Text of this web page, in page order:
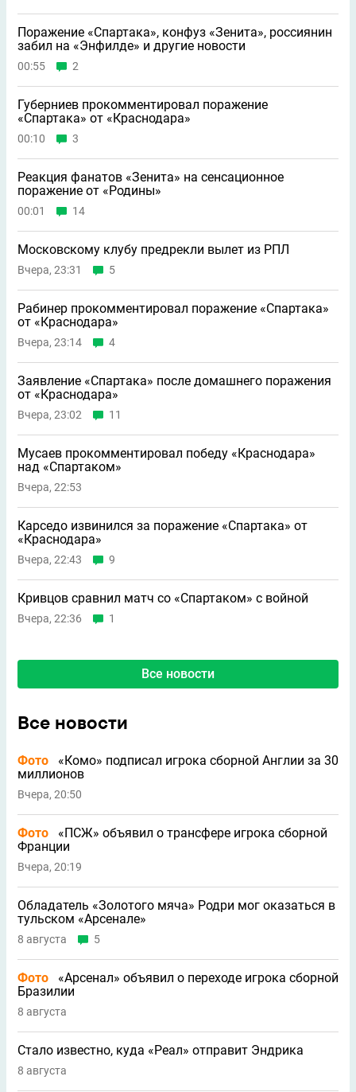
Поражение «Спартака», конфуз «Зенита», россиянин
забил на «Энфилде» и другие новости
00:55 2
Губерниев прокомментировал поражение
«Спартака» от «Краснодара»
00:10 3
Реакция фанатов «Зенита» на сенсационное
поражение от «Родины»
00:01 14
Московскому клубу предрекли вылет из РПЛ
Вчера, 23:31 5
Рабинер прокомментировал поражение «Спартака»
от «Краснодара»
Вчера, 23:14 4
Заявление «Спартака» после домашнего поражения
от «Краснодара»
Вчера, 23:02 11
Мусаев прокомментировал победу «Краснодара»
над «Спартаком»
Вчера, 22:53
Карседо извинился за поражение «Спартака» от
«Краснодара»
Вчера, 22:43 9
Кривцов сравнил матч со «Спартаком» с войной
Вчера, 22:36 1
Все новости
Все новости
Фото
«Комо» подписал игрока сборной Англии за 30
миллионов
Вчера, 20:50
Фото
«ПСЖ» объявил о трансфере игрока сборной
Франции
Вчера, 20:19
Обладатель «Золотого мяча» Родри мог оказаться в
тульском «Арсенале»
8 августа 5
Фото
«Арсенал» объявил о переходе игрока сборной
Бразилии
8 августа
Стало известно, куда «Реал» отправит Эндрика
8 августа